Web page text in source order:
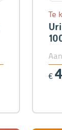
Te
€ 4